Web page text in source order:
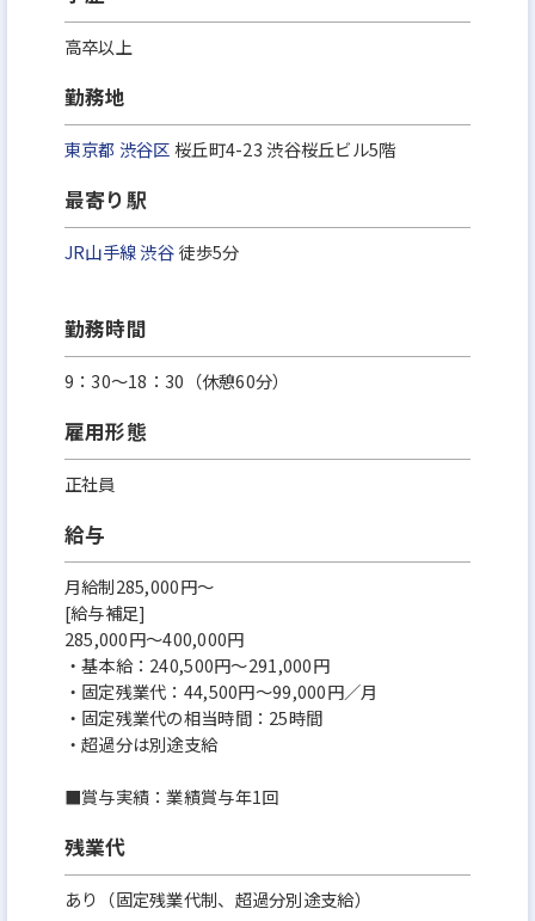
高卒以上
勤務地
東京都 渋谷区桜丘町4-23 渋谷桜丘ビル5階
最寄り駅
JR山手線渋谷徒歩5分
勤務時間
9：30〜18：30（休憩60分）
雇用形態
正社員
給与
月給制285,000円～
[給与補足]
285,000円～400,000円
・基本給：240,500円～291,000円
・固定残業代：44,500円～99,000円／月
・固定残業代の相当時間：25時間
・超過分は別途支給
■賞与実績：業績賞与年1回
残業代
あり（固定残業代制、超過分別途支給）